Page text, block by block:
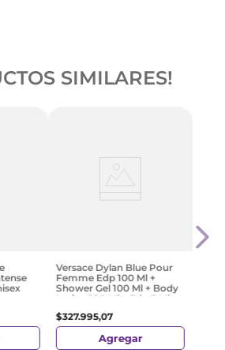
SIMILARES!
Versace Dylan Blue Pour
Femme Edp 100 Ml +
Shower Gel 100 Ml + Body
Lotion 100 Ml + Edp 5 Ml
$327.995,07
Agregar
+